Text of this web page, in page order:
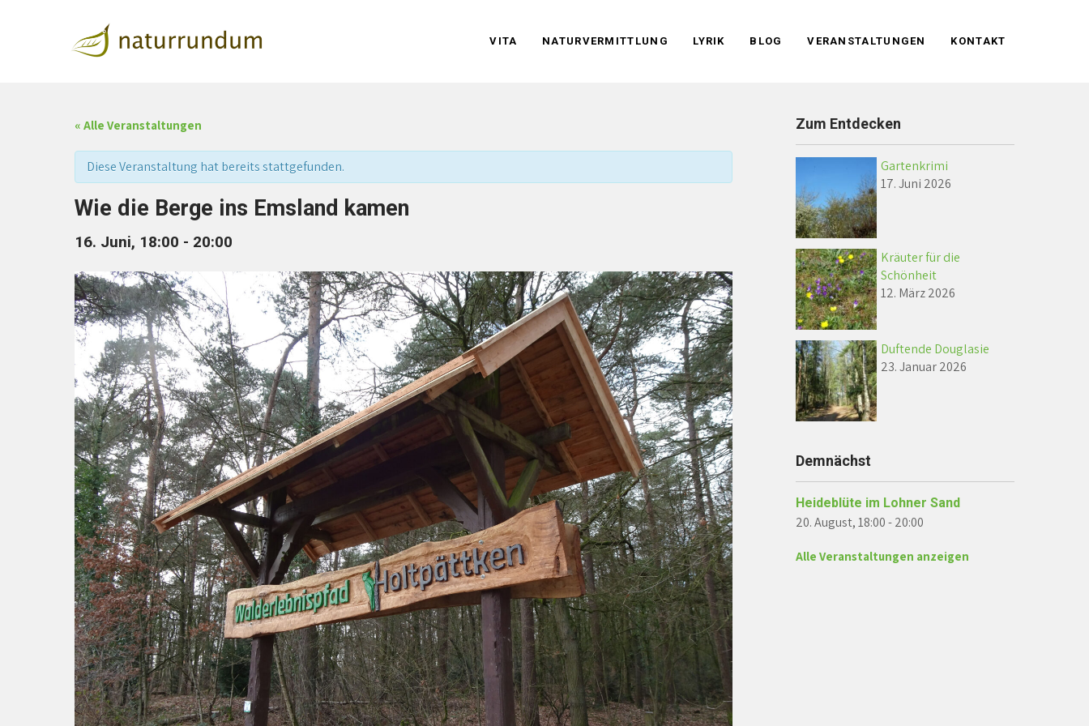
VITA NATURVERMITTLUNG LYRIK BLOG VERANSTALTUNGEN KONTAKT
« Alle Veranstaltungen
Diese Veranstaltung hat bereits stattgefunden.
Wie die Berge ins Emsland kamen
16. Juni, 18:00 - 20:00
Zum Entdecken
Gartenkrimi
17. Juni 2026
Kräuter für die
Schönheit
12. März 2026
Duftende Douglasie
23. Januar 2026
Demnächst
Heideblüte im Lohner Sand
20. August, 18:00-20:00
Alle Veranstaltungen anzeigen